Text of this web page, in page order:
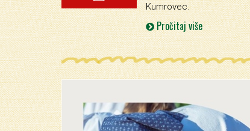
Kumrovec.
Pročitaj više